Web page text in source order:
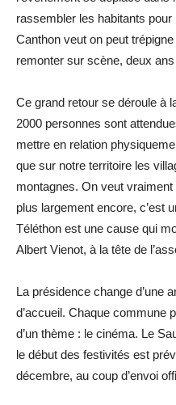
rassembler les habitants pour
Canthon veut on peut trépigne
remonter sur scène, deux
Ce grand retour se déroule à
2000 personnes sont
mettre en relation
que sur notre territoire les
montagnes. On veut
plus largement encore, c’est
Téléthon est une cause qui
Albert Vienot, à la tête de
La présidence change d’une
d’accueil. Chaque commune
d’un thème : le cinéma. Le
le début des festivités est
décembre, au coup d’envoi